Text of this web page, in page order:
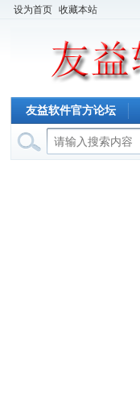
设为首页 收藏本站
友益软件官方论坛